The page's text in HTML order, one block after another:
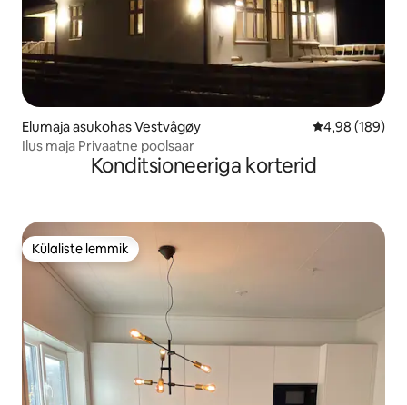
Elumaja asukohas Vestvågøy Keskmine
4,98 (189)
Ilus maja Privaatne poolsaar
Konditsioneeriga korterid
Külaliste lemmik
Külaliste lemmik